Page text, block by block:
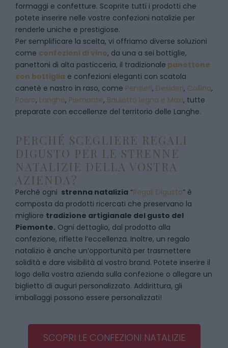
formaggi e confetture. Scoprite tutti i prodotti che
potete inserire nelle vostre confezioni natalizie per
renderle uniche e prestigiose.
Per semplificare la scelta, vi offriamo diverse soluzioni
come confezioni di vino, da una a sei bottiglie,
panettoni di alta pasticceria, il tradizionale panettone
con bottiglia e confezioni eleganti con scatola
canetè e nastro in raso, come Pensieri, Desideri, Collina,
Roero, Langhe, Piemonte, Bauletto legno e Maxi, tutte
preparate con eccellenze del territorio delle Langhe.
PERCHÉ SCEGLIERE REGALI
DIGUSTO PER LE STRENNE
NATALIZIE DELLA VOSTRA
AZIENDA?
Perché ogni strenna natalizia “Regali Digusto” è
composta da prodotti ricercati che preservano la
migliore tradizione artigianale del gusto del
Piemonte. Ogni dettaglio, dal prodotto alla
confezione, riflette l’eccellenza. Inoltre, un regalo
natalizio è anche un’opportunità per trasmettere
solidità e dare visibilità al vostro brand. Potete inserire il
logo della vostra azienda sulla confezione o allegare un
biglietto di auguri personalizzato. Addirittura, gli
imballaggi possono essere personalizzati!
SCOPRI LE CONFEZIONI NATALIZIE